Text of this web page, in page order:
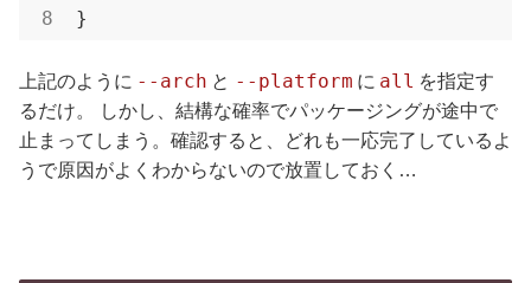
}
上記のように --arch と --platform に all を指定す
るだけ。 しかし、結構な確率でパッケージングが途中で
止まってしまう。確認すると、どれも一応完了しているよ
うで原因がよくわからないので放置しておく…